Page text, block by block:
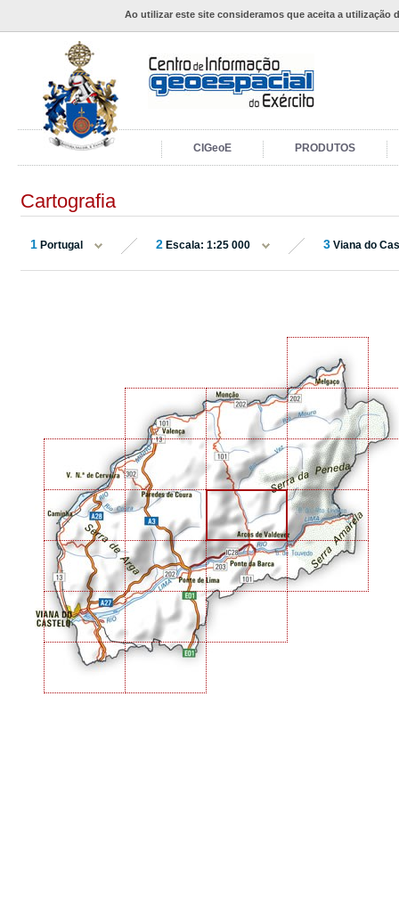
Ao utilizar este site consideramos que aceita a utilização
CIGeoE PRODUTOS
Cartografia
1 Portugal 2 Escala: 1:25 000 3 Viana do